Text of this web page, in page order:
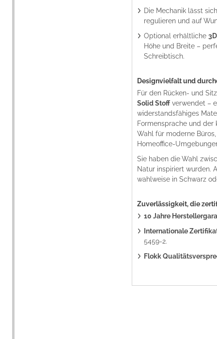
Die Mechanik lässt
regulieren und auf
Optional erhältliche
Höhe und Breite –
Schreibtisch.
Designvielfalt und
Für den Rücken- und
Solid Stoff verwendet –
widerstandsfähiges
Formensprache und
Wahl für moderne
Homeoffice-
Sie haben die Wahl
Natur inspiriert wurden.
wahlweise in Schwarz
Zuverlässigkeit, die
10 Jahre
Internationale
5459-2.
Flokk